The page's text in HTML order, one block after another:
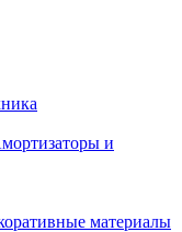
и
материалы